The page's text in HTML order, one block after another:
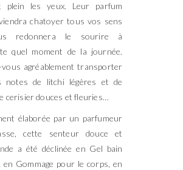
plein les yeux. Leur parfum
chatoyer tous vos sens
redonnera le sourire à
quel moment de la journée.
vous agréablement transporter
notes de litchi légères et de
cerisier douces et fleuries…
élaborée par un parfumeur
cette senteur douce et
a été déclinée en Gel bain
en Gommage pour le corps, en